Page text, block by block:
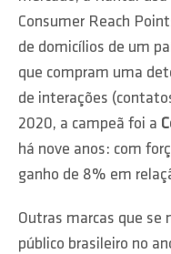
Consumer Reach
de domicílios de um
que compram uma
de interações
2020, a campeã foi a
há nove anos: com
ganho de 8% em
Outras marcas que se
público brasileiro no